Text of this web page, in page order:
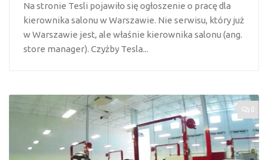
Na stronie Tesli pojawiło się ogłoszenie o pracę dla
kierownika salonu w Warszawie. Nie serwisu, który już
w Warszawie jest, ale właśnie kierownika salonu (ang.
store manager). Czyżby Tesla...
0